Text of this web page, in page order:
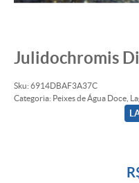
Julidochromis
Sku: 6914DBAF3A37C
Categoria: Peixes de Água Doce